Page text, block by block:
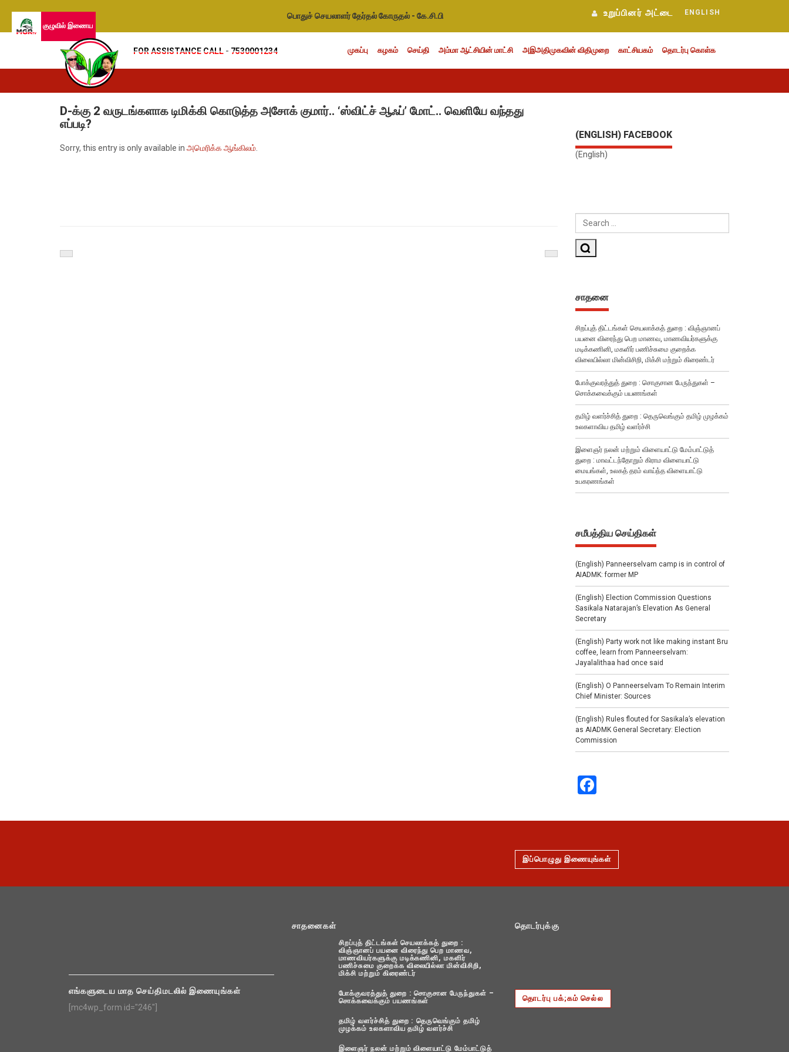
பொதுச் செயலாளர் தேர்தல் கோருதல் - கே.சி.பி உறுப்பினர் அட்டை ENGLISH
FOR ASSISTANCE CALL - 7530001234 முகப்பு கழகம் செய்தி அம்மா ஆட்சியின் மாட்சி அஇஅதிமுகவின் விதிமுறை காட்சியகம் தொடர்பு கொள்க
D-க்கு 2 வருடங்களாக டிமிக்கி கொடுத்த அசோக் குமார்.. ‘ஸ்விட்ச் ஆஃப்’ மோட்.. வெளியே வந்தது
எப்படி?
Sorry, this entry is only available in அமெரிக்க ஆங்கிலம்
Previous
Next
(ENGLISH) FACEBOOK
(English)
சாதனை
சிறப்புத் திட்டங்கள் செயலாக்கத் துறை : விஞ்ஞானப்
பயனை விரைந்து பெற மாணவ, மாணவியர்களுக்கு
மடிக்கணினி, மகளிர் பணிச்சுமை குறைக்க
விலையில்லா மின்விசிறி, மிக்சி மற்றும் கிரைண்டர்
போக்குவரத்துத் துறை : சொகுசான பேருந்துகள் –
சொக்கவைக்கும் பயணங்கள்
தமிழ் வளர்ச்சித் துறை : தெருவெங்கும் தமிழ் முழக்கம்
உலகளாவிய தமிழ் வளர்ச்சி
இளைஞர் நலன் மற்றும் விளையாட்டு மேம்பாட்டுத்
துறை : மாவட்டந்தோறும் கிராம விளையாட்டு
மையங்கள், உலகத் தரம் வாய்ந்த விளையாட்டு
உபகரணங்கள்
சமீபத்திய செய்திகள்
(English) Panneerselvam camp is in control of
AIADMK: former MP
(English) Election Commission Questions
Sasikala Natarajan’s Elevation As General
Secretary
(English) Party work not like making instant Bru
coffee, learn from Panneerselvam:
Jayalalithaa had once said
(English) O Panneerselvam To Remain Interim
Chief Minister: Sources
(English) Rules flouted for Sasikala’s elevation
as AIADMK General Secretary: Election
Commission
Facebook
இப்பொழுது இணையுங்கள்
எங்களுடைய மாத செய்திமடலில் இணையுங்கள்
[mc4wp_form id="246"]
சாதனைகள்
சிறப்புத் திட்டங்கள் செயலாக்கத் துறை :
விஞ்ஞானப் பயனை விரைந்து பெற மாணவ,
மாணவியர்களுக்கு மடிக்கணினி, மகளிர்
பணிச்சுமை குறைக்க விலையில்லா மின்விசிறி,
மிக்சி மற்றும் கிரைண்டர்
போக்குவரத்துத் துறை : சொகுசான பேருந்துகள் –
சொக்கவைக்கும் பயணங்கள்
தமிழ் வளர்ச்சித் துறை : தெருவெங்கும் தமிழ்
முழக்கம் உலகளாவிய தமிழ் வளர்ச்சி
இளைஞர் நலன் மற்றும் விளையாட்டு மேம்பாட்டுத்
தொடர்புக்கு
தொடர்பு பக்;கம் செல்ல
குழுவில் இணைய